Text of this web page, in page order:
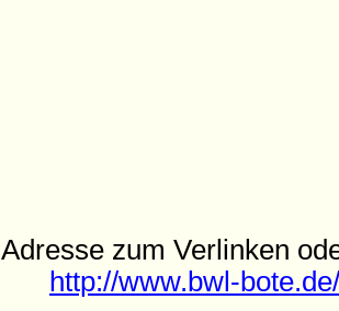
Adresse zum Verlinken
http://www.bwl-